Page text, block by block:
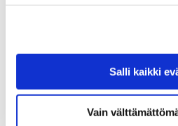
Salli kaikki
Vain
Kauppatorilla suoritetaan